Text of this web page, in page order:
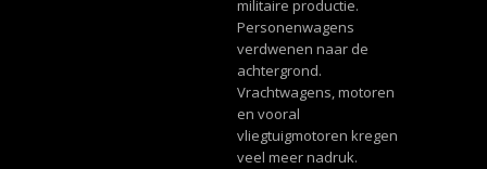
militaire productie.
Personenwagens
verdwenen naar de
achtergrond.
Vrachtwagens, motoren
en vooral
vliegtuigmotoren kregen
veel meer nadruk.